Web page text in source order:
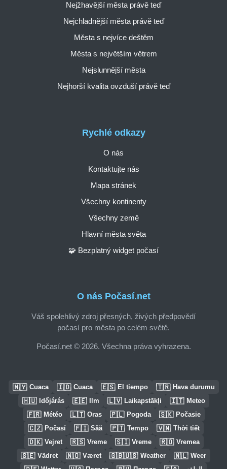
O nás Počasí.net
Váš spolehlivý zdroj přesných, živých předpovědí
počasí pro města po celém světě.
Počasí.net © 2026. Všechna práva vyhrazena.
Rychlé odkazy
O nás
Kontaktujte nás
Mapa stránek
Všechny kontinenty
Všechny země
Hlavní města světa
🧩 Bezplatný widget počasí
Nejžhavější města právě teď
Nejchladnější města právě teď
Města s nejvíce deštěm
Města s největším větrem
Nejslunnější města
Nejhorší kvalita ovzduší právě teď
🇲🇾 Cuaca 🇮🇩 Cuaca 🇪🇸 El tiempo 🇹🇷 Hava durumu
🇭🇺 Időjárás 🇪🇪 Ilm 🇱🇻 Laikapstākļi 🇮🇹 Meteo
🇫🇷 Météo 🇱🇹 Oras 🇵🇱 Pogoda 🇸🇰 Počasie
🇨🇿 Počasí 🇫🇮 Sää 🇵🇹 Tempo 🇻🇳 Thời tiết
🇩🇰 Vejret 🇷🇸 Vreme 🇸🇮 Vreme 🇷🇴 Vremea
🇸🇪 Vädret 🇳🇴 Været 🇬🇧🇺🇸 Weather 🇳🇱 Weer